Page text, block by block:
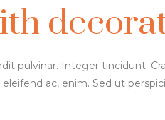
pulvinar. Integer tincidunt.
ac, enim. Sed ut